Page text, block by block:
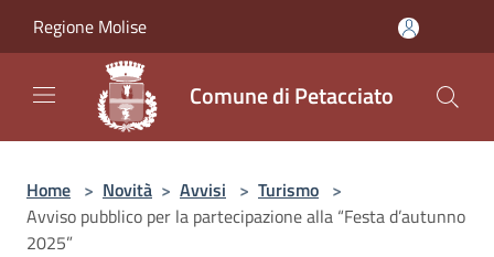
Regione Molise
Comune di Petacciato
Home > Novità > Avvisi > Turismo >
Avviso pubblico per la partecipazione alla “Festa d’autunno
2025”